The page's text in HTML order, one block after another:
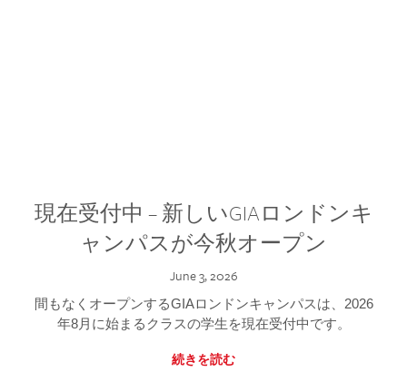
現在受付中 – 新しいGIAロンドンキ
ャンパスが今秋オープン
June 3, 2026
間もなくオープンするGIAロンドンキャンパスは、2026
年8月に始まるクラスの学生を現在受付中です。
続きを読む